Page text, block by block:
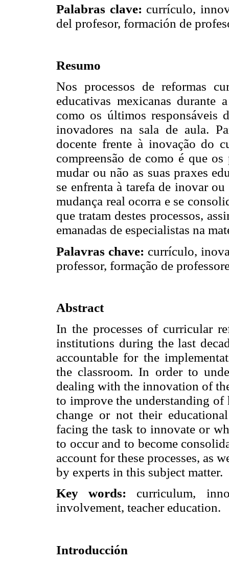
Palabras clave: currículo,
del profesor, formación de
Resumo
Nos processos de reformas
educativas mexicanas durante
como os últimos responsáveis
inovadores na sala de aula.
docente frente à inovação do
compreensão de como é que
mudar ou não as suas praxes
se enfrenta à tarefa de inovar
mudança real ocorra e se
que tratam destes processos,
emanadas de especialistas na
Palavras chave: currículo,
professor, formação de
Abstract
In the processes of curricular
institutions during the last
accountable for the
the classroom. In order to
dealing with the innovation of
to improve the understanding of
change or not their
facing the task to innovate or
to occur and to become
account for these processes, as
by experts in this subject matter.
Key words: curriculum,
involvement, teacher education.
Introducción